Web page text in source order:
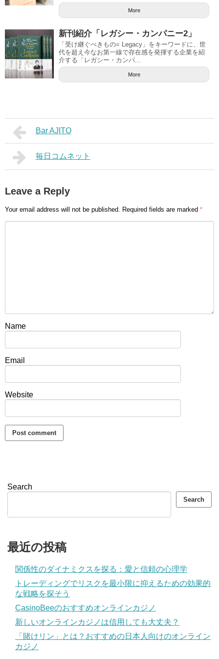
More
新刊紹介「レガシー・カンパニー2」
「受け継ぐべきもの= Legacy」をキーワードに、世
代を超え今なお第一線で存在感を発揮する企業を紹
介する「レガシー・カンパ...
More
Bar AJITO
毎日コムネット
Leave a Reply
Your email address will not be published. Required fields are marked *
Name
Email
Website
Search
Search
最近の投稿
関係性のダイナミクスを探る：愛と信頼の心理学
トレーディングでリスクを最小限に抑えるための効果的
な戦略を探そう
CasinoBeeのおすすめオンラインカジノ
新しいオンラインカジノは信用しても大丈夫？
「賭けリン」とは？おすすめの日本人向けのオンライン
カジノ